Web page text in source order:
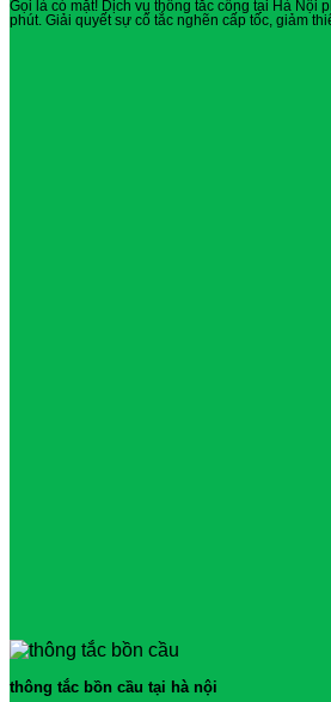
Gọi là có mặt! Dịch vụ thông tắc cống tại Hà Nội
phút. Giải quyết sự cố tắc nghẽn cấp tốc, giảm
thông tắc bồn cầu tại hà nội